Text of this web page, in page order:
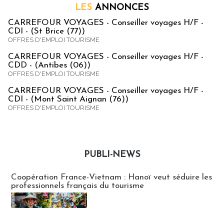
LES ANNONCES
CARREFOUR VOYAGES - Conseiller voyages H/F -
CDI - (St Brice (77))
OFFRES D'EMPLOI TOURISME
CARREFOUR VOYAGES - Conseiller voyages H/F -
CDD - (Antibes (06))
OFFRES D'EMPLOI TOURISME
CARREFOUR VOYAGES - Conseiller voyages H/F -
CDI - (Mont Saint Aignan (76))
OFFRES D'EMPLOI TOURISME
PUBLI-NEWS
Coopération France-Vietnam : Hanoï veut séduire les
professionnels français du tourisme